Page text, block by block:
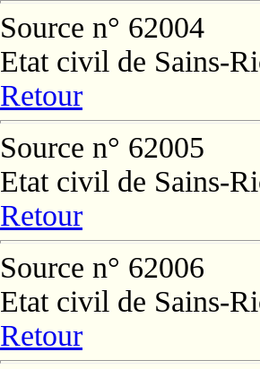
Source n° 62004
Etat civil de Sains-
Retour
Source n° 62005
Etat civil de Sains-
Retour
Source n° 62006
Etat civil de Sains-
Retour